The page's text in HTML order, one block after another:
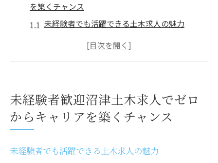
を築くチャンス
未経験者でも活躍できる土木求人の魅力
沼津での初めての土木キャリアを築く方法
未経験者が土木業界を選ぶ理由
沼津で未経験から土木業界に挑戦する方法
ト
未経験者歓迎沼津土木求人でゼロ
からキャリアを築くチャンス
未経験者でも活躍できる土木求人の魅力